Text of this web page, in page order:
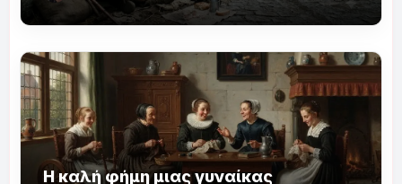
Η καλή φήμη μιας γυναίκας